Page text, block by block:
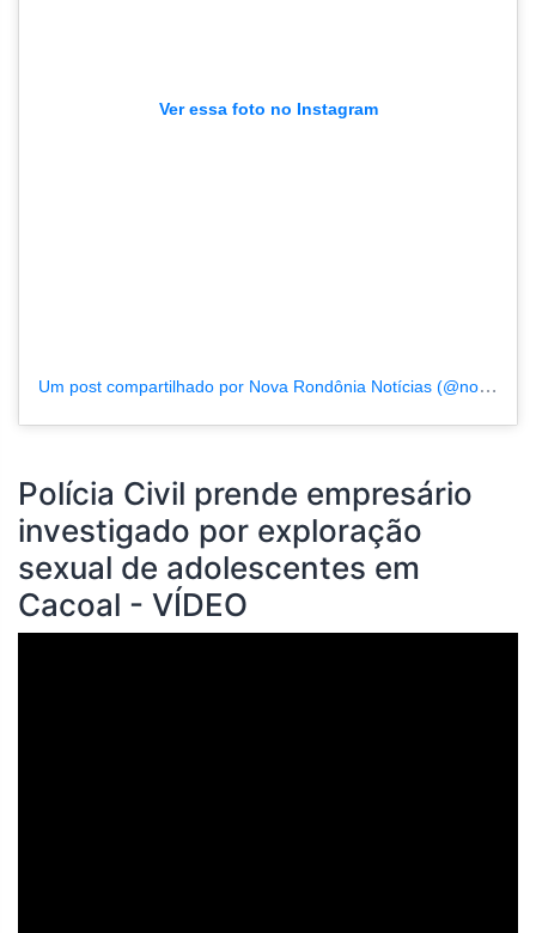
Ver essa foto no Instagram
Um post compartilhado por Nova Rondônia Notícias (@novarondonia)
Polícia Civil prende empresário
investigado por exploração
sexual de adolescentes em
Cacoal - VÍDEO